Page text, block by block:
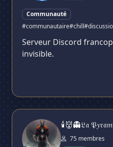
Communauté
#communautaire#chill
Serveur Discord
invisible.
🕯👹👻𝔏𝔞 𝔓𝑦𝔯𝔞𝔪𝔦𝔡𝔢
🕯👹👻𝔏𝔞
75 membres